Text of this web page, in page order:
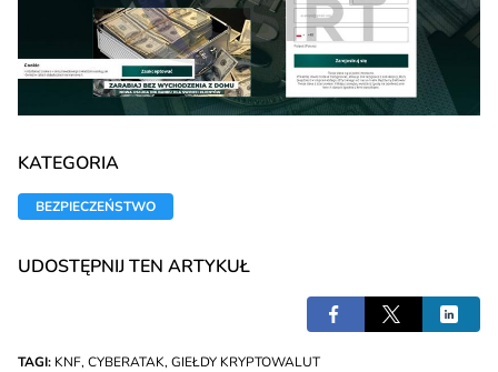
KATEGORIA
BEZPIECZEŃSTWO
UDOSTĘPNIJ TEN ARTYKUŁ
TAGI: KNF, CYBERATAK, GIEŁDY KRYPTOWALUT